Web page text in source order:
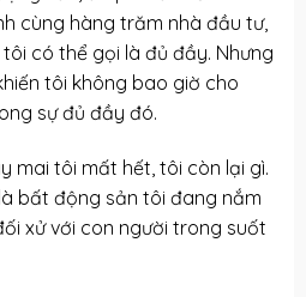
cùng hàng trăm nhà đầu tư,
có thể gọi là đủ đầy. Nhưng
tôi không bao giờ cho
sự đủ đầy đó.
mai tôi mất hết, tôi còn lại gì.
bất động sản tôi đang nắm
xử với con người trong suốt